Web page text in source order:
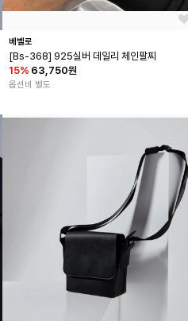
베벨로
[Bs-368] 925실버 데일리 체인팔찌
15% 63,750원
옵션비 별도